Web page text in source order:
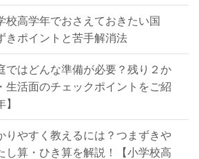
校高学年でおさえておきたい国
きポイントと苦手解消法
ではどんな準備が必要？残り２か
生活面のチェックポイントをご紹
りやすく教えるには？つまずきや
し算・ひき算を解説！【小学校高